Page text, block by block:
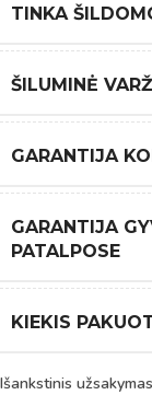
TINKA
ŠILUMINĖ
GARANTIJA
GARANTIJA
PATALPOSE
KIEKIS
Išankstinis